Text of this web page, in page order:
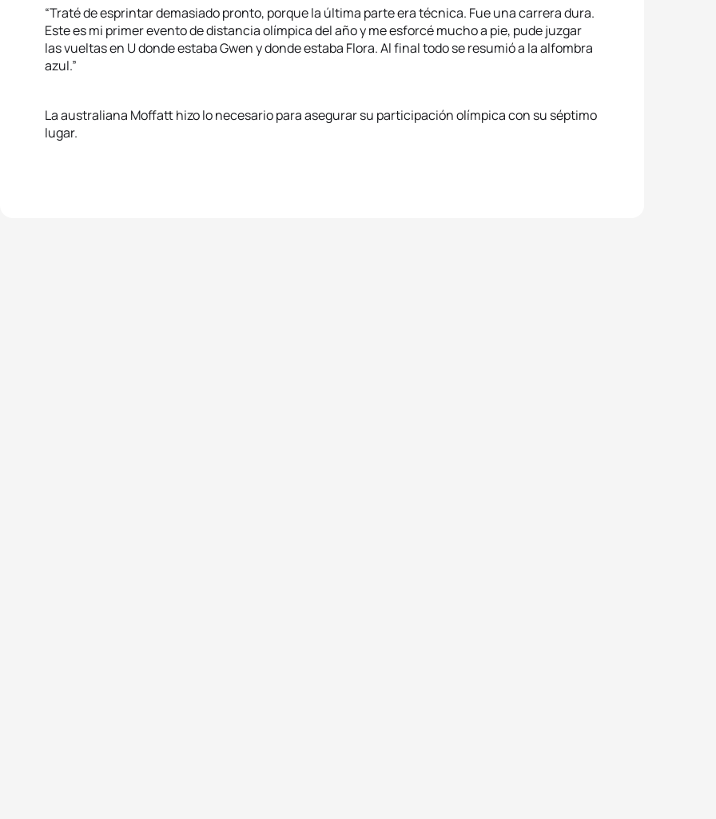
“Traté de esprintar demasiado pronto, porque la última parte era técnica. Fue una carrera dura.
Este es mi primer evento de distancia olímpica del año y me esforcé mucho a pie, pude juzgar
las vueltas en U donde estaba Gwen y donde estaba Flora. Al final todo se resumió a la alfombra
azul.”
La australiana Moffatt hizo lo necesario para asegurar su participación olímpica con su séptimo
lugar.